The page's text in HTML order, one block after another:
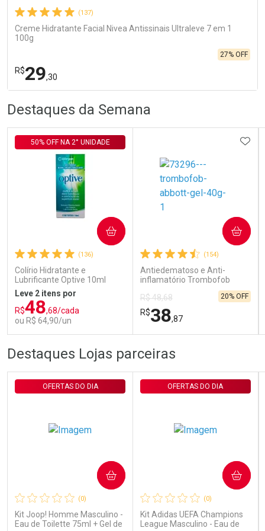
(137)
Creme Hidratante Facial Nivea Antissinais Ultraleve 7 em 1
100g
R$29,30
27% OFF
Laboratório
Comprar sem Desconto
Por R$ 29,30/cada
Por Menos
Comprar sem Desconto
Por R$ 29,30/cada
Destaques da Semana
(136)
Colírio Hidratante e
Lubrificante Optive 10ml
50% OFF NA 2° UNIDADE
Leve 2 itens por
R$48,68/cada
ou R$ 64,90/un
COMPRAR
FECHAR
Laboratório
Comprar sem Desconto
Por R$ 64,90/cada
FECHAR
Por Menos
Comprar sem Desconto
Por R$ 64,90/cada
(154)
Antiedematoso e Anti-
inflamatório Trombofob
R$ 48,68
R$38,87
20% OFF
COMPRAR
Comprar sem Desconto
Por R$ 38,87/cada
Por Menos
Comprar sem Desconto
Por R$ 38,87/cada
Destaques Lojas parceiras
(0)
Kit Joop! Homme Masculino -
Eau de Toilette 75ml + Gel de
OFERTAS DO DIA
COMPRAR
(0)
Kit Adidas UEFA Champions
League Masculino - Eau de
OFERTAS DO DIA
COMPRAR